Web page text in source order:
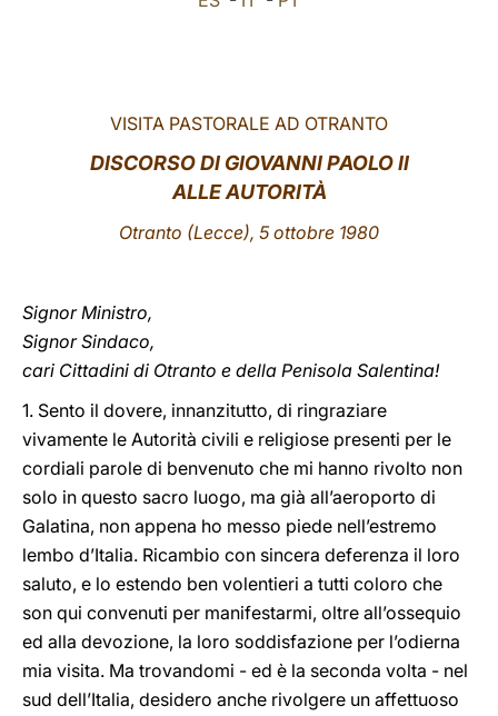
中文
VISITA PASTORALE AD OTRANTO
DISCORSO DI GIOVANNI PAOLO II
ALLE AUTORITÀ
Otranto (Lecce), 5 ottobre 1980
Signor Ministro,
Signor Sindaco,
cari Cittadini di Otranto e della Penisola Salentina!
1. Sento il dovere, innanzitutto, di ringraziare
vivamente le Autorità civili e religiose presenti per le
cordiali parole di benvenuto che mi hanno rivolto non
solo in questo sacro luogo, ma già all’aeroporto di
Galatina, non appena ho messo piede nell’estremo
lembo d’Italia. Ricambio con sincera deferenza il loro
saluto, e lo estendo ben volentieri a tutti coloro che
son qui convenuti per manifestarmi, oltre all’ossequio
ed alla devozione, la loro soddisfazione per l’odierna
mia visita. Ma trovandomi - ed è la seconda volta - nel
sud dell’Italia, desidero anche rivolgere un affettuoso